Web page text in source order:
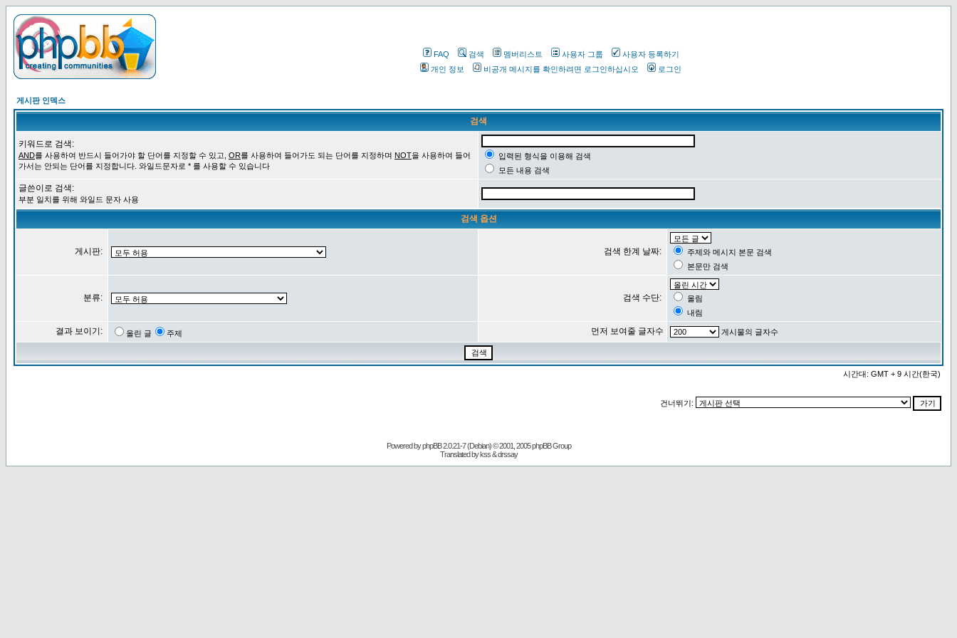
FAQ 검색 멤버리스트 사용자 그룹
사용자 등록하기
개인 정보
비공개 메시지를 확인하려면 로그인하십시오 로그인
게시판 인덱스
검색
키워드로 검색:
AND를 사용하여 반드시 들어가야 할 단어를 지정할 수 있고, OR를 사용하여 들어가도 되는 단어를 지정하며 NOT을 사용하여 들어
가서는 안되는 단어를 지정합니다. 와일드문자로 * 를 사용할 수 있습니다
입력된 형식을 이용해 검색
모든 내용 검색
글쓴이로 검색:
부분 일치를 위해 와일드 문자 사용
검색 옵션
게시판: 검색 한계 날짜:
주제와 메시지 본문 검색
본문만 검색
분류: 검색 수단:
올림
내림
결과 보이기: 올린 글 주제 먼저 보여줄 글자수 게시물의 글자수
시간대: GMT + 9 시간(한국)
건너뛰기:
Powered byphpBB2.0.21-7 (Debian) © 2001, 2005 phpBB Group
Translated by kss & drssay